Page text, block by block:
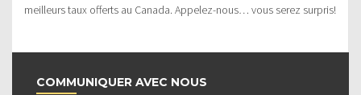
meilleurs taux offerts au Canada. Appelez-nous… vous serez surpris!
COMMUNIQUER AVEC NOUS